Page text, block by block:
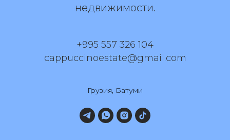
недвижимости.
+995 557 326 104
cappuccinoestate@gmail.com
Грузия, Батуми